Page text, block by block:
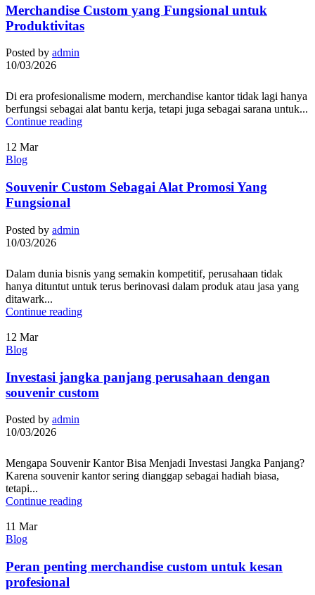
Merchandise Custom yang Fungsional untuk
Produktivitas
Posted by admin
10/03/2026
Di era profesionalisme modern, merchandise kantor tidak lagi hanya
berfungsi sebagai alat bantu kerja, tetapi juga sebagai sarana untuk...
Continue reading
12 Mar
Blog
Souvenir Custom Sebagai Alat Promosi Yang
Fungsional
Posted by admin
10/03/2026
Dalam dunia bisnis yang semakin kompetitif, perusahaan tidak
hanya dituntut untuk terus berinovasi dalam produk atau jasa yang
ditawark...
Continue reading
12 Mar
Blog
Investasi jangka panjang perusahaan dengan
souvenir custom
Posted by admin
10/03/2026
Mengapa Souvenir Kantor Bisa Menjadi Investasi Jangka Panjang?
Karena souvenir kantor sering dianggap sebagai hadiah biasa,
tetapi...
Continue reading
11 Mar
Blog
Peran penting merchandise custom untuk kesan
profesional